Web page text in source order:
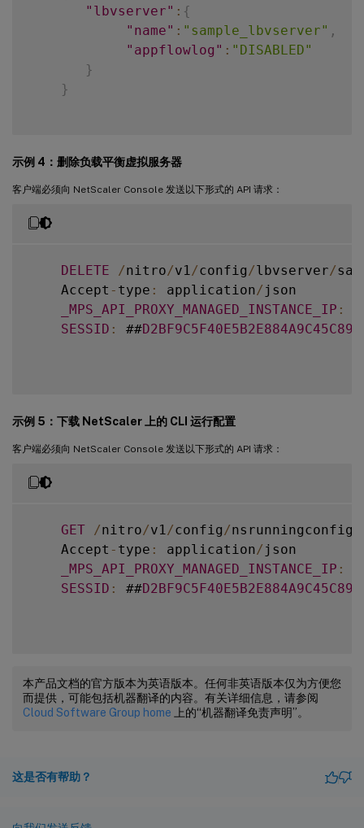
"lbvserver" : {
"name" : "sample_lbvserver" ,
"appflowlog" : "DISABLED"
}
}
示例 4：删除负载平衡虚拟服务器
客户端必须向 NetScaler Console 发送以下形式的 API 请求：
DELETE /nitro/v1/config/lbvserver/
    Accept
- type : application/ json
_MPS_API_PROXY_MANAGED_INSTANCE_IP :
SESSID : ##
示例 5：下载 NetScaler 上的 CLI 运行配置
客户端必须向 NetScaler Console 发送以下形式的 API 请求：
GET /nitro/v1/config/nsrunningconfig
    Accept
- type : application/ json
_MPS_API_PROXY_MANAGED_INSTANCE_IP :
SESSID : ##
本产品文档的官方版本为英语版本。任何非英语版本仅为方便您
而提供，可能包括机器翻译的内容。有关详细信息，请参阅
Cloud Software Group home 上的“机器翻译免责声明”。
这是否有帮助？